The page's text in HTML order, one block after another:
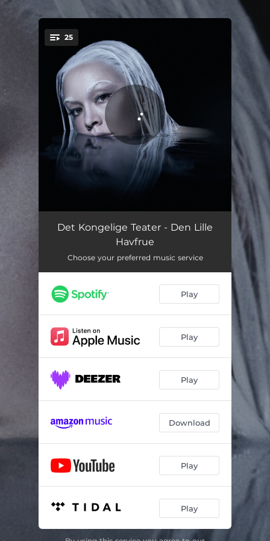
You're all set!
25
Ouverture 02:07
Vi Har Ingen Tårer
Limandas Fortælling 01:22
De Dødes Knogler 04:59
De Døde Søfolk 02:08
Man Må Lide For Stadsen 04:44
Havfruens Opstigning 01:12
Stormen 01:30
Havfruen Er Forelsket 04:43
Prinsens Spilledåse 02:05
Forsvinder 03:05
Havheksen 04:13
Det Kongelige Teater - Den Lille
Havfrue
Choose your preferred music service
Play
Play
Play
Download
Play
Play
.